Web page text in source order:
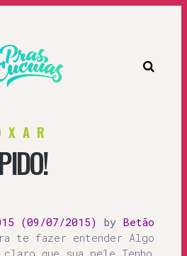
Prascucuias
(09/07/2015) by Betão
te fazer entender Algo
que sua pele Tenho